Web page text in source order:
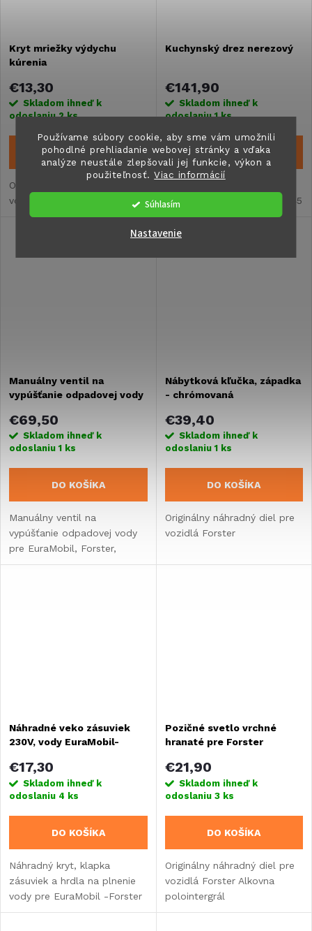
Používame súbory cookie, aby sme vám umožnili
pohodlné prehliadanie webovej stránky a vďaka
analýze neustále zlepšovali jej funkcie, výkon a
použiteľnosť.Viac informácií
Súhlasím
Nastavenie
Kryt mriežky výdychu
kúrenia
€13,30
Skladom ihneď k
odoslaniu2 ks
DO KOŠÍKA
Originálny náhradný diel pre
vozidlá Karmann Duncan 535
Kuchynský drez nerezový
€141,90
Skladom ihneď k
odoslaniu1 ks
DO KOŠÍKA
vozidlá Karmann Duncan 545
Manuálny ventil na
vypúšťanie odpadovej vody
€69,50
Skladom ihneď k
odoslaniu1 ks
DO KOŠÍKA
Manuálny ventil na
vypúšťanie odpadovej vody
pre EuraMobil, Forster,
Karmann.
Nábytková kľučka, západka
- chrómovaná
€39,40
Skladom ihneď k
odoslaniu1 ks
DO KOŠÍKA
Originálny náhradný diel pre
vozidlá Forster
Náhradné veko zásuviek
230V, vody EuraMobil-
€17,30
Skladom ihneď k
odoslaniu 4 ks
DO KOŠÍKA
Náhradný kryt, klapka
zásuviek a hrdla na plnenie
vody pre EuraMobil -Forster
Pozičné svetlo vrchné
hranaté pre Forster
€21,90
Skladom ihneď k
odoslaniu 3 ks
DO KOŠÍKA
Originálny náhradný diel pre
vozidlá Forster Alkovna
polointergrál